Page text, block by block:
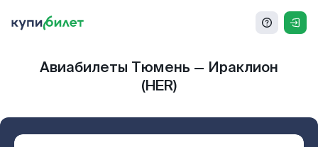
Авиабилеты Тюмень — Ираклион
(HER)